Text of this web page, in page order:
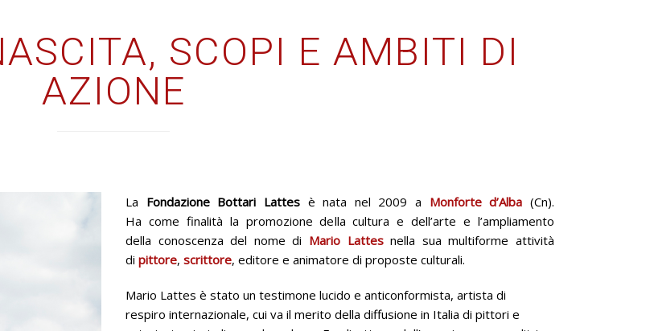
SCOPI E AMBITI DI
AZIONE
La Fondazione Bottari Lattesè nata nel 2009 a Monforte d’Alba (Cn).
Ha come finalità la promozione della cultura e dell’arte e l’ampliamento
della conoscenza del nome di Mario Lattesnella sua multiforme attività
di pittore, scrittore, editore e animatore di proposte culturali.
Mario Lattes è stato un testimone lucido e anticonformista, artista di
respiro internazionale, cui va il merito della diffusione in Italia di pittori e